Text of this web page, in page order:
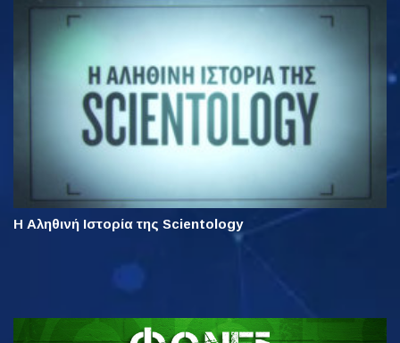
Η Αληθινή Ιστορία της Scientology